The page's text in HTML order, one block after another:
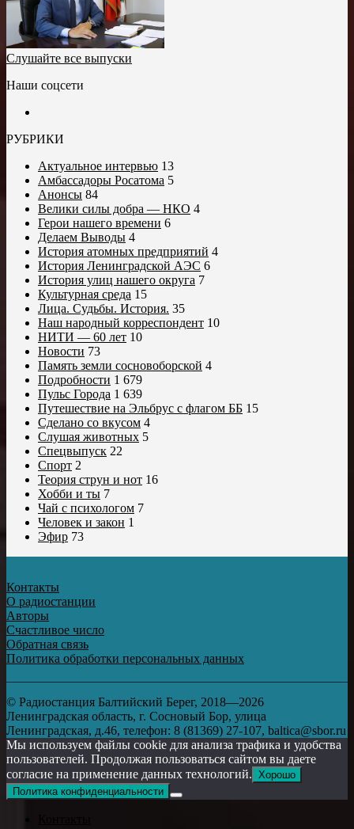
Слушайте все выпуски
Наши соцсети
РУБРИКИ
Актуальное интервью 13
Амбассадоры Росатома 5
Анонсы 84
Велики силы добра — НКО 4
Герои нашего времени 6
Делаем Выводы 4
История атомных предприятий 4
История Ленинградской АЭС 6
История улиц нашего округа 7
Культурная среда 15
Лица. Судьбы. История. 35
Наш народный корреспондент 10
НИТИ — 60 лет 10
Новости 73
Память земли сосновоборской 4
Подробности 1 679
Пульс Города 1 639
Путешествие на Эльбрус с флагом ББ 15
Сделано со вкусом 4
Слушая животных 5
Спецвыпуск 22
Спорт 2
Теория струн и нот 16
Хобби и ты 7
Чай с психологом 7
Человек и закон 1
Эфир 73
Контакты
О радиостанции
Авторы
Счастливое число
Обратная связь
Политика обработки персональных данных
© Радиостанция Балтийский Берег, 2018—2026
Ленинградская область, г. Сосновый Бор, улица
Ленинградская, д.46, телефон: 8 (81369) 27-107, baltica@sbor.ru
Мы используем файлы cookie для анализа трафика и удобства
пользователей. Продолжая пользоваться сайтом вы даете
согласие на применение данных технологий. Хорошо
Политика конфиденциальности